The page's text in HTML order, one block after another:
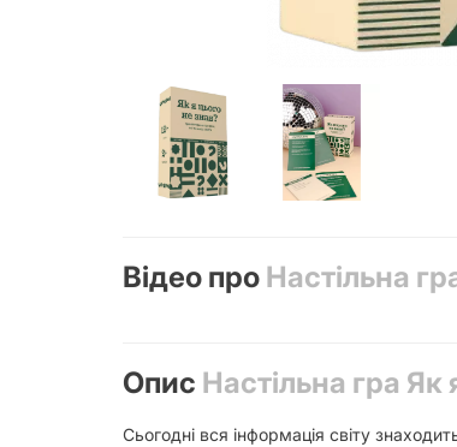
Відео про Настільна
Опис Настільна гра
Сьогодні вся інформація світу